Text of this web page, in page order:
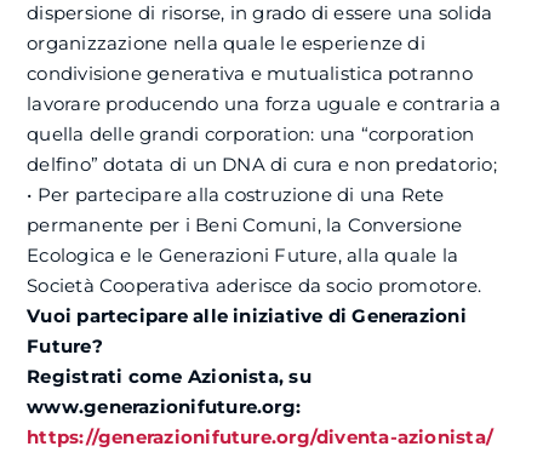
dispersione di risorse, in grado di essere una solida
organizzazione nella quale le esperienze di
condivisione generativa e mutualistica potranno
lavorare producendo una forza uguale e contraria a
quella delle grandi corporation: una “corporation
delfino” dotata di un DNA di cura e non predatorio;
• Per partecipare alla costruzione di una Rete
permanente per i Beni Comuni, la Conversione
Ecologica e le Generazioni Future, alla quale la
Società Cooperativa aderisce da socio promotore.
Vuoi partecipare alle iniziative di Generazioni
Future?
Registrati come Azionista, su
www.generazionifuture.org:
https://generazionifuture.org/diventa-azionista/